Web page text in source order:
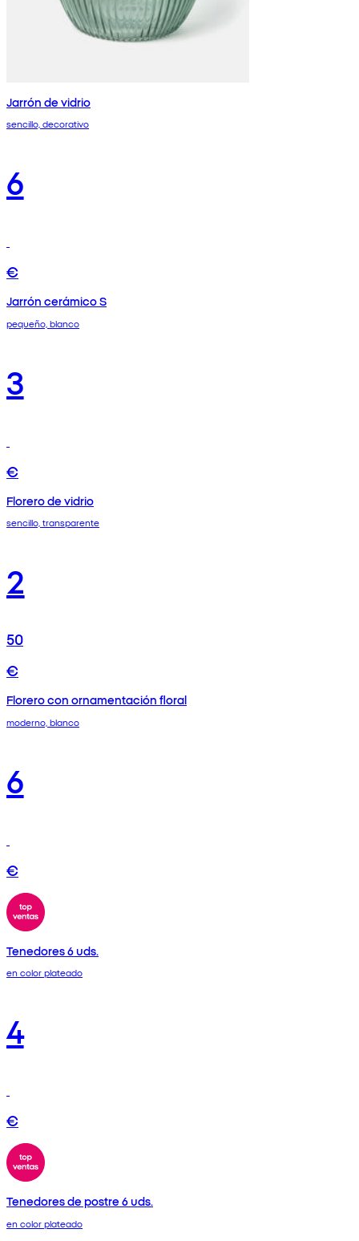
Jarrón de vidrio
sencillo, decorativo
6
€
Jarrón cerámico S
pequeño, blanco
3
€
Florero de vidrio
sencillo, transparente
2
50
€
Florero con ornamentación floral
moderno, blanco
6
€
Tenedores 6 uds.
en color plateado
4
€
Tenedores de postre 6 uds.
en color plateado